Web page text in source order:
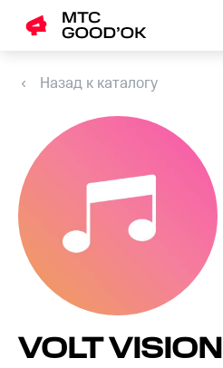
Назад к каталогу
VOLT VISION